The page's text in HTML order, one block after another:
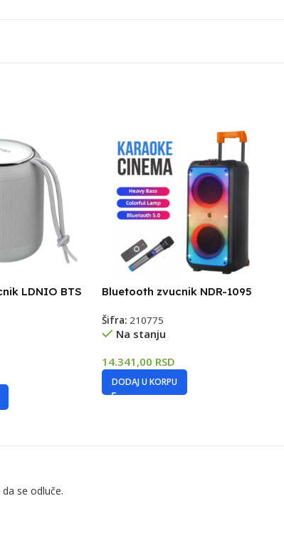
LDNIO BTS
Bluetooth zvucnik NDR-1095
Šifra:210775
Na stanju
14.341,00 RSD
DODAJ U KORPU
se odluče.